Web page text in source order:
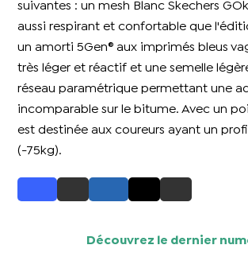
suivantes : un mesh Blanc Skechers
aussi respirant et confortable que
un amorti 5Gen® aux imprimés bleus
très léger et réactif et une semelle
réseau paramétrique permettant une
incomparable sur le bitume. Avec un
est destinée aux coureurs ayant un
(-75kg).
Découvrez le dernier